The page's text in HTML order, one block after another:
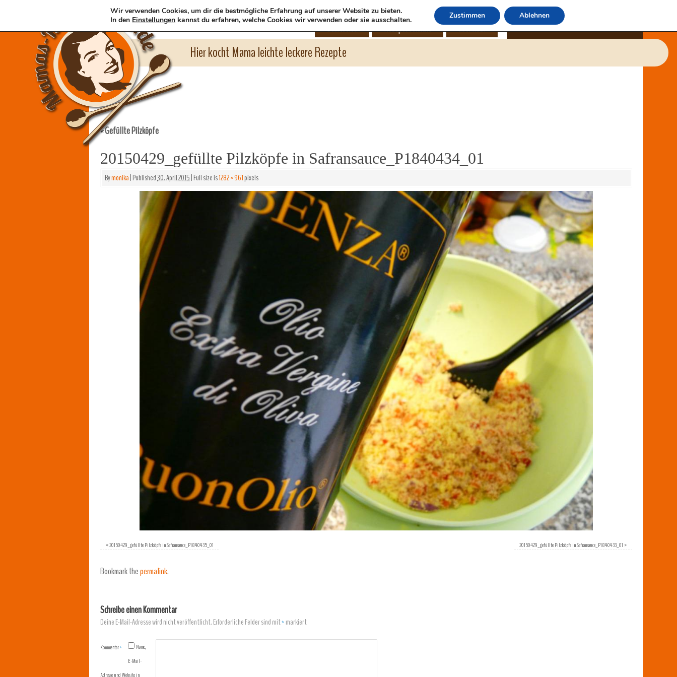
Hier kocht Mama leichte leckere Rezepte
Startseite Rezeptübersicht über mich
«Gefüllte Pilzköpfe
20150429_gefüllte Pilzköpfe in Safransauce_P1840434_01
Bymonika|Published30. April 2015|Full size is1282 × 961pixels
«20150429_gefüllte Pilzköpfe in Safransauce_P1840435_01 20150429_gefüllte Pilzköpfe in Safransauce_P1840433_01 »
Bookmark thepermalink.
Schreibe einen Kommentar
Deine E-Mail-Adresse wird nicht veröffentlicht.Erforderliche Felder sind mit*markiert
Kommentar*
Name,
E-Mail-
Adresse und Website in
Wir verwenden Cookies, um dir die bestmögliche Erfahrung auf unserer Website zu bieten.
In den Einstellungen kannst du erfahren, welche Cookies wir verwenden oder sie ausschalten. Zustimmen Ablehnen